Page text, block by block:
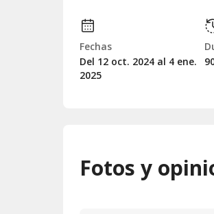
Fechas
Del 12 oct. 2024 al 4 ene.
2025
Fotos y